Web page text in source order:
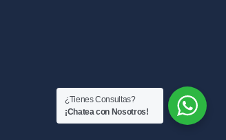
¿Tienes Consultas?
¡Chatea con Nosotros!